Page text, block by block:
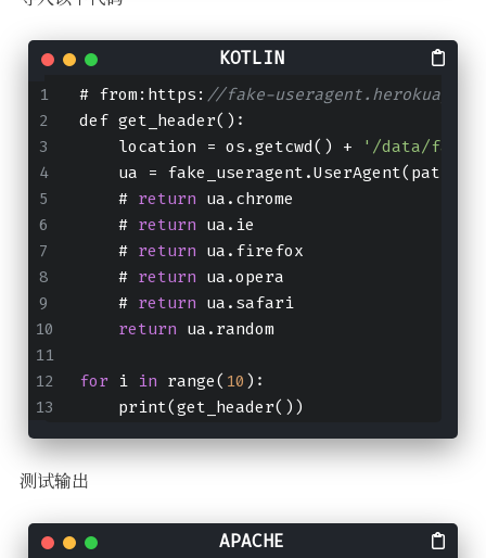
# from:https: //fake-
def get_header():
    location = os.getcwd() +
'/data/
ua =
    #
return ua.chrome
    #
return ua.ie
    #
return ua.firefox
    #
return ua.opera
    #
return ua.safari
return ua.random
for i in range( 10 ):
    print(get_header())
测试输出